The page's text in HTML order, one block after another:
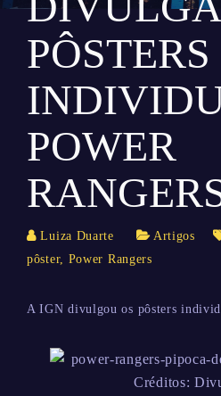
PÔSTERS
POWER
Luiza Duarte Artigos
pôster, Power Rangers
A IGN divulgou os pôsters
Créditos: